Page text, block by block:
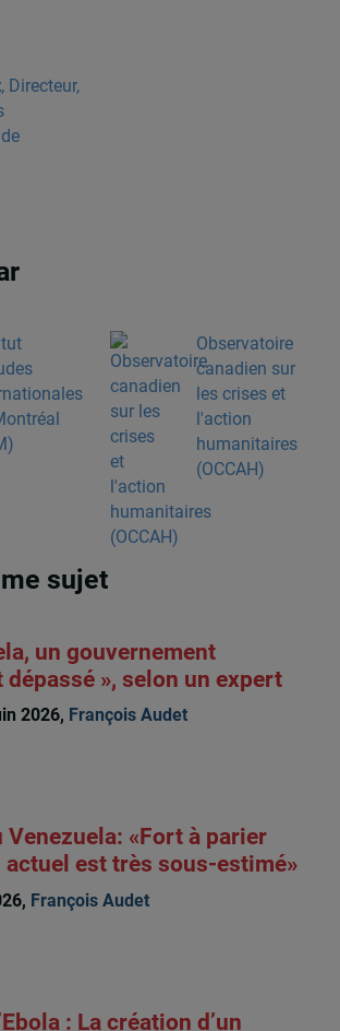
, Directeur,
Observatoire
canadien sur
les crises et
l'action
humanitaires
(OCCAH)
sujet
un gouvernement
dépassé », selon un expert
2026, François Audet
Venezuela: «Fort à parier
actuel est très sous-estimé»
François Audet
: La création d’un